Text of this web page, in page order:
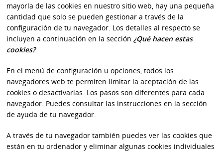
mayoría de las cookies en nuestro sitio web, hay una pequeña
cantidad que solo se pueden gestionar a través de la
configuración de tu navegador. Los detalles al respecto se
incluyen a continuación en la sección ¿Qué hacen estas
cookies?.
En el menú de configuración u opciones, todos los
navegadores web te permiten limitar la aceptación de las
cookies o desactivarlas. Los pasos son diferentes para cada
navegador. Puedes consultar las instrucciones en la sección
de ayuda de tu navegador.
A través de tu navegador también puedes ver las cookies que
están en tu ordenador y eliminar algunas cookies individuales